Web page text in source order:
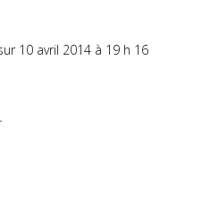
10 avril 2014 à 19 h 16